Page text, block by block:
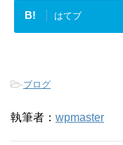
B! はてブ
-ブログ
執筆者： wpmaster